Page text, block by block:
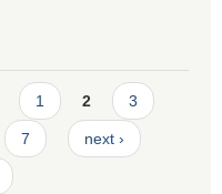
1 2 3
7 next ›